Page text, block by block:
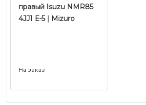
правый Isuzu NMR85
4JJ1 Е-5 | Mizuro
На заказ